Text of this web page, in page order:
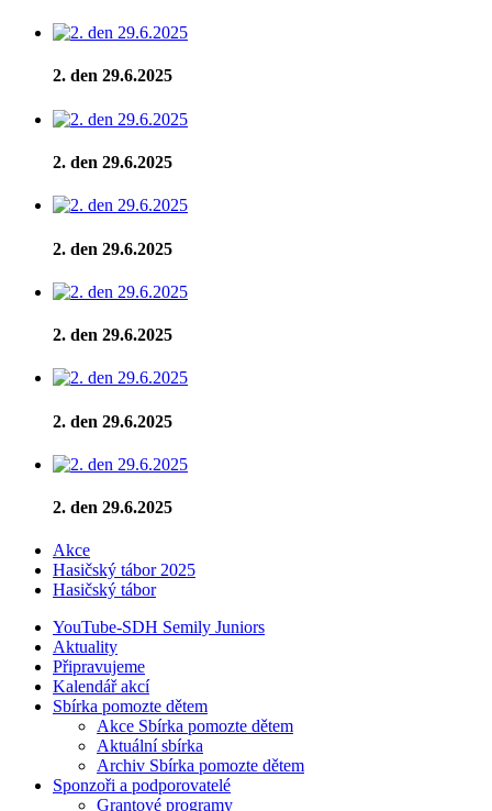
2. den 29.6.2025
2. den 29.6.2025
2. den 29.6.2025
2. den 29.6.2025
2. den 29.6.2025
2. den 29.6.2025
Akce
Hasičský tábor 2025
Hasičský tábor
YouTube-SDH Semily Juniors
Aktuality
Připravujeme
Kalendář akcí
Sbírka pomozte dětem
Akce Sbírka pomozte dětem
Aktuální sbírka
Archiv Sbírka pomozte dětem
Sponzoři a podporovatelé
Grantové programy